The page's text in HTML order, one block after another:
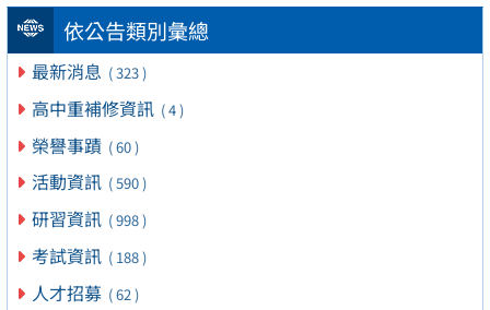
依公告類別彙總
最新消息 ( 323 )
高中重補修資訊 ( 4 )
榮譽事蹟 ( 60 )
活動資訊 ( 590 )
研習資訊 ( 998 )
考試資訊 ( 188 )
人才招募 ( 62 )